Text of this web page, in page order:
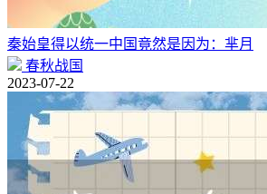
秦始皇得以统一中国竟然是因为：芈月
春秋战国
2023-07-22